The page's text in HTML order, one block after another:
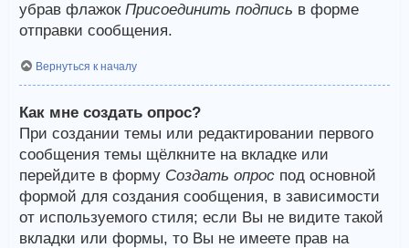
убрав флажок Присоединить подпись в форме
отправки сообщения.
Вернуться к началу
Как мне создать опрос?
При создании темы или редактировании первого
сообщения темы щёлкните на вкладке или
перейдите в форму Создать опрос под основной
формой для создания сообщения, в зависимости
от используемого стиля; если Вы не видите такой
вкладки или формы, то Вы не имеете прав на